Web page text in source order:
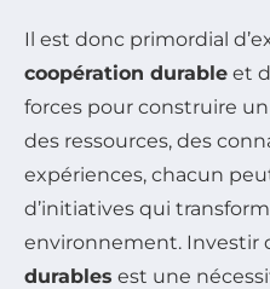
Il est donc primordial
coopération durable et
forces pour construire
des ressources, des
expériences, chacun
d’initiatives qui
environnement. Investir
durables est une